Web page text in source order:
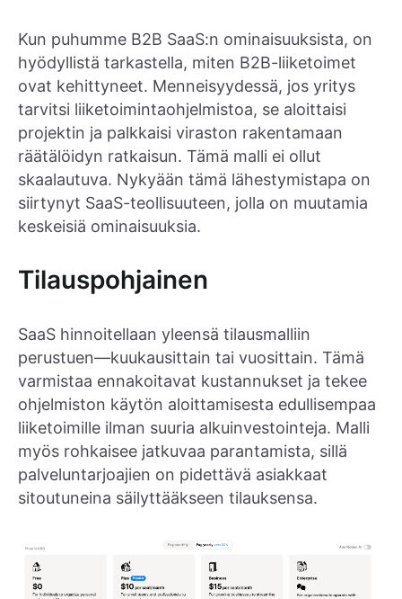
Kun puhumme B2B SaaS:n ominaisuuksista, on
hyödyllistä tarkastella, miten B2B-liiketoimet
ovat kehittyneet. Menneisyydessä, jos yritys
tarvitsi liiketoimintaohjelmistoa, se aloittaisi
projektin ja palkkaisi viraston rakentamaan
räätälöidyn ratkaisun. Tämä malli ei ollut
skaalautuva. Nykyään tämä lähestymistapa on
siirtynyt SaaS-teollisuuteen, jolla on muutamia
keskeisiä ominaisuuksia.
Tilauspohjainen
SaaS hinnoitellaan yleensä tilausmalliin
perustuen—kuukausittain tai vuosittain. Tämä
varmistaa ennakoitavat kustannukset ja tekee
ohjelmiston käytön aloittamisesta edullisempaa
liiketoimille ilman suuria alkuinvestointeja. Malli
myös rohkaisee jatkuvaa parantamista, sillä
palveluntarjoajien on pidettävä asiakkaat
sitoutuneina säilyttääkseen tilauksensa.